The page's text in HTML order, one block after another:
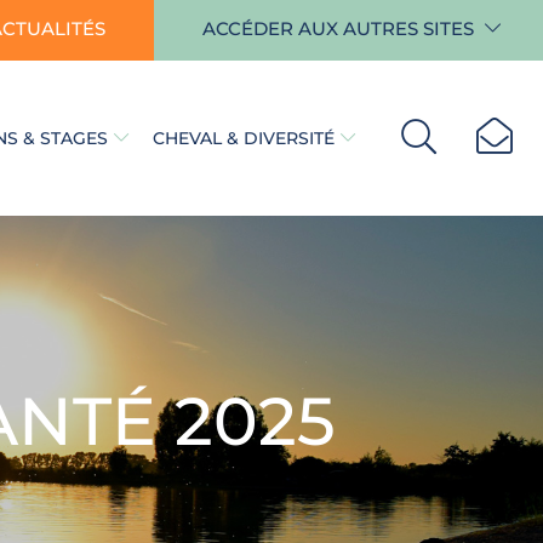
ACCÉDER AUX AUTRES SITES
& STAGES CHEVAL & DIVERSITÉ
2025